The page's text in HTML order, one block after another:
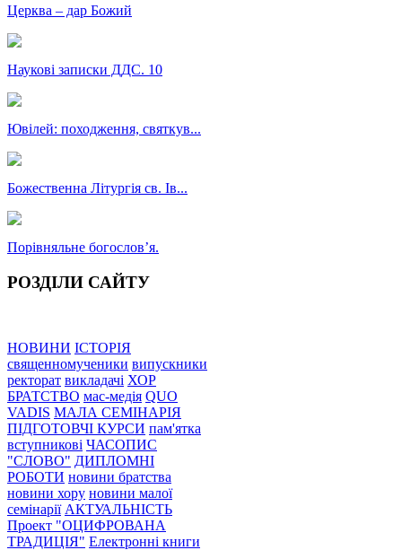
Церква – дар Божий
Наукові записки ДДС. 10
Ювілей: походження, святкув...
Божественна Літургія св. Ів...
Порівняльне богословʼя.
РОЗДІЛИ САЙТУ
НОВИНИ ІСТОРІЯ
священномученики випускники
ректорат викладачі ХОР
БРАТСТВО мас-медія QUO
VADIS МАЛА СЕМІНАРІЯ
ПІДГОТОВЧІ КУРСИ пам'ятка
вступникові ЧАСОПИС
"СЛОВО" ДИПЛОМНІ
РОБОТИ новини братства
новини хору новини малої
семінарії АКТУАЛЬНІСТЬ
Проект "ОЦИФРОВАНА
ТРАДИЦІЯ" Електронні книги